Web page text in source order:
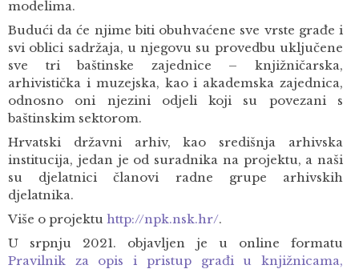
modelima.
Budući da će njime biti obuhvaćene sve vrste građe i
svi oblici sadržaja, u njegovu su provedbu uključene
sve tri baštinske zajednice – knjižničarska,
arhivistička i muzejska, kao i akademska zajednica,
odnosno oni njezini odjeli koji su povezani s
baštinskim sektorom.
Hrvatski državni arhiv, kao središnja arhivska
institucija, jedan je od suradnika na projektu, a naši
su djelatnici članovi radne grupe arhivskih
djelatnika.
Više o projektu http://npk.nsk.hr/.
U srpnju 2021. objavljen je u online formatu
Pravilnik za opis i pristup građi u knjižnicama,